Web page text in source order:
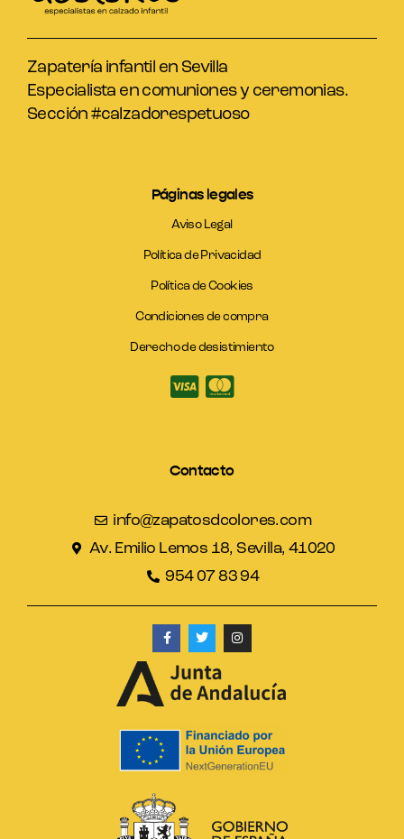
Zapatería infantil en Sevilla
Especialista en comuniones y ceremonias.
Sección #calzadorespetuoso
Páginas legales
Aviso Legal
Política de Privacidad
Política de Cookies
Condiciones de compra
Derecho de desistimiento
Contacto
info@zapatosdcolores.com
Av. Emilio Lemos 18, Sevilla, 41020
954 07 83 94